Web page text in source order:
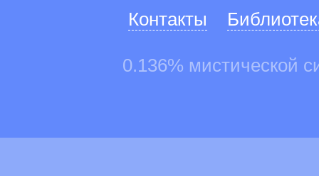
Контакты
0.136% мистической